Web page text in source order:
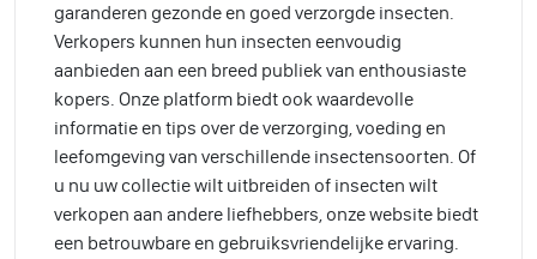
garanderen gezonde en goed verzorgde insecten.
Verkopers kunnen hun insecten eenvoudig
aanbieden aan een breed publiek van enthousiaste
kopers. Onze platform biedt ook waardevolle
informatie en tips over de verzorging, voeding en
leefomgeving van verschillende insectensoorten. Of
u nu uw collectie wilt uitbreiden of insecten wilt
verkopen aan andere liefhebbers, onze website biedt
een betrouwbare en gebruiksvriendelijke ervaring.